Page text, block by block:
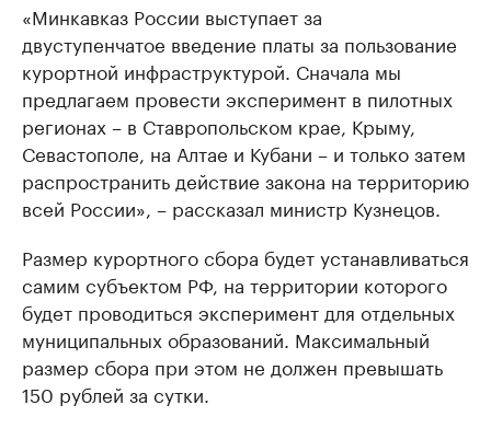
«Минкавказ России выступает за
двуступенчатое введение платы за пользование
курортной инфраструктурой. Сначала мы
предлагаем провести эксперимент в пилотных
регионах – в Ставропольском крае, Крыму,
Севастополе, на Алтае и Кубани – и только затем
распространить действие закона на территорию
всей России», – рассказал министр Кузнецов.
Размер курортного сбора будет устанавливаться
самим субъектом РФ, на территории которого
будет проводиться эксперимент для отдельных
муниципальных образований. Максимальный
размер сбора при этом не должен превышать
150 рублей за сутки.